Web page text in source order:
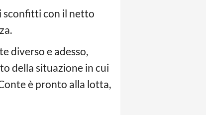
sconfitti con il netto
diverso e adesso,
della situazione in cui
è pronto alla lotta,